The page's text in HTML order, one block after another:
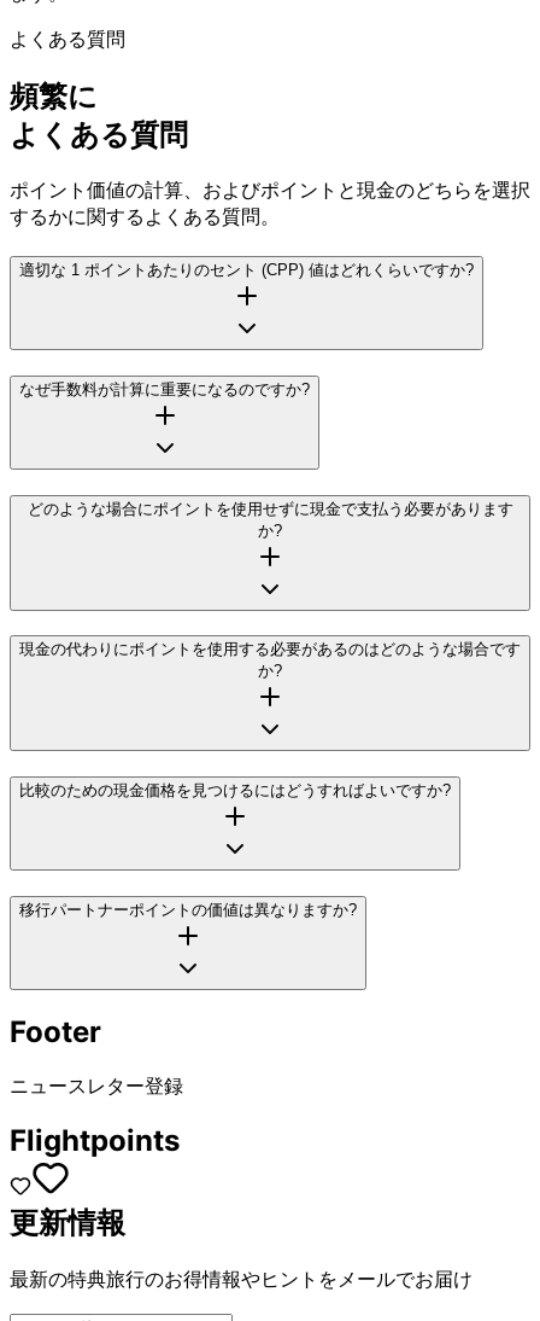
よくある質問
頻繁に
よくある質問
ポイント価値の計算、およびポイントと現金のどちらを選択
するかに関するよくある質問。
適切な 1 ポイントあたりのセント (CPP) 値はどれくらいですか?
なぜ手数料が計算に重要になるのですか?
どのような場合にポイントを使用せずに現金で支払う必要があります
か?
現金の代わりにポイントを使用する必要があるのはどのような場合です
か?
比較のための現金価格を見つけるにはどうすればよいですか?
移行パートナーポイントの価値は異なりますか?
Footer
ニュースレター登録
Flightpoints
更新情報
最新の特典旅行のお得情報やヒントをメールでお届け